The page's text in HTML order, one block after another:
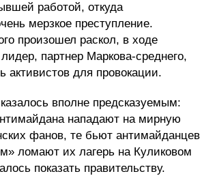
работой, откуда
мерзкое преступление.
произошел раскол, в ходе
лидер, партнер Маркова-среднего,
активистов для провокации.
вполне предсказуемым:
нападают на мирную
фанов, те бьют антимайданцев
ломают их лагерь на Куликовом
показать правительству.